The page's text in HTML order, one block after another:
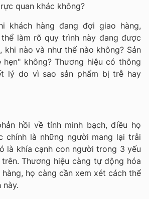
quan khác không?
khách hàng đang đợi giao hàng,
làm rõ quy trình này đang được
khi nào và như thế nào không? Sản
không? Thương hiệu có thông
lý do vì sao sản phẩm bị trễ hay
hồi về tính minh bạch, điều họ
chính là những người mang lại trải
là khía cạnh con người trong 3 yếu
Thương hiệu càng tự động hóa
họ càng cần xem xét cách thể
này.